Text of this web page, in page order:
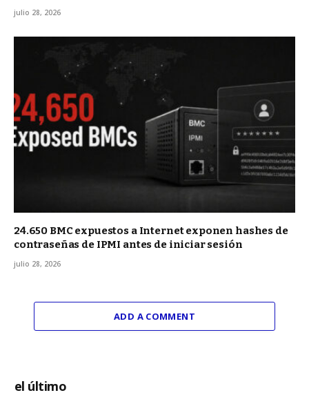
julio 28, 2026
24.650 BMC expuestos a Internet exponen hashes de
contraseñas de IPMI antes de iniciar sesión
julio 28, 2026
ADD A COMMENT
el último